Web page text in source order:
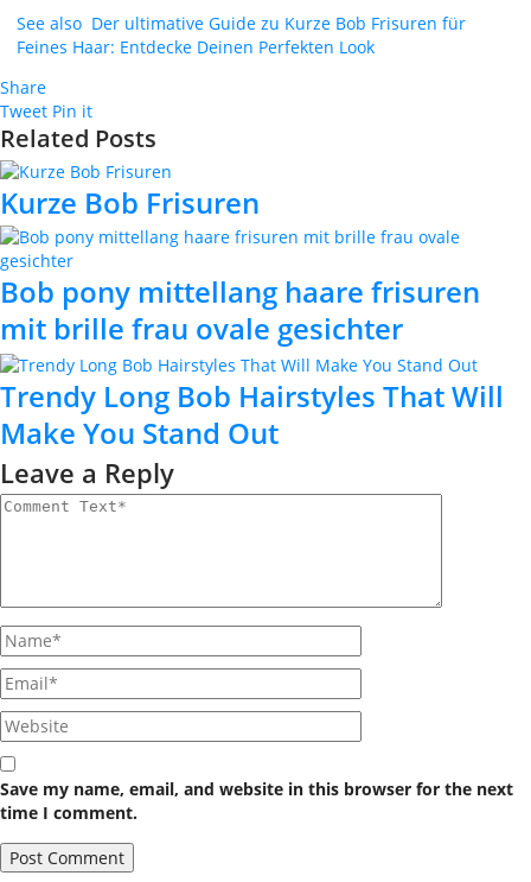
See also Der ultimative Guide zu Kurze Bob Frisuren für
Feines Haar: Entdecke Deinen Perfekten Look
Share
Tweet Pin it
Related Posts
Kurze Bob Frisuren
Bob pony mittellang haare frisuren
mit brille frau ovale gesichter
Trendy Long Bob Hairstyles That Will
Make You Stand Out
Leave a Reply
Save my name, email, and website in this browser for the next
time I comment.